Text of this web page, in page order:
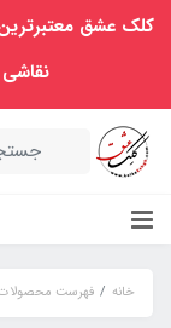
کلک عشق
خانه فهرست